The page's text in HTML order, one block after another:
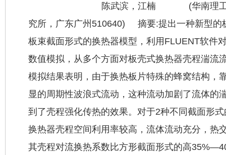
陈武滨，江楠 (华南理工大学化
究所，广东广州510640) 摘要:提出一种新型的
板束截面形式的换热器模型，利用FLUENT软件
数值模拟，从多个方面对板壳式换热器壳程湍流
模拟结果表明，由于换热板片特殊的蜂窝结构，
显的周期性波浪式流动，这种流动加剧了流体的
到了壳程强化传热的效果。对于2种不同截面形
换热器壳程空间利用率较高，流体流动充分，热
其壳程对流换热系数比方形截面形式的高